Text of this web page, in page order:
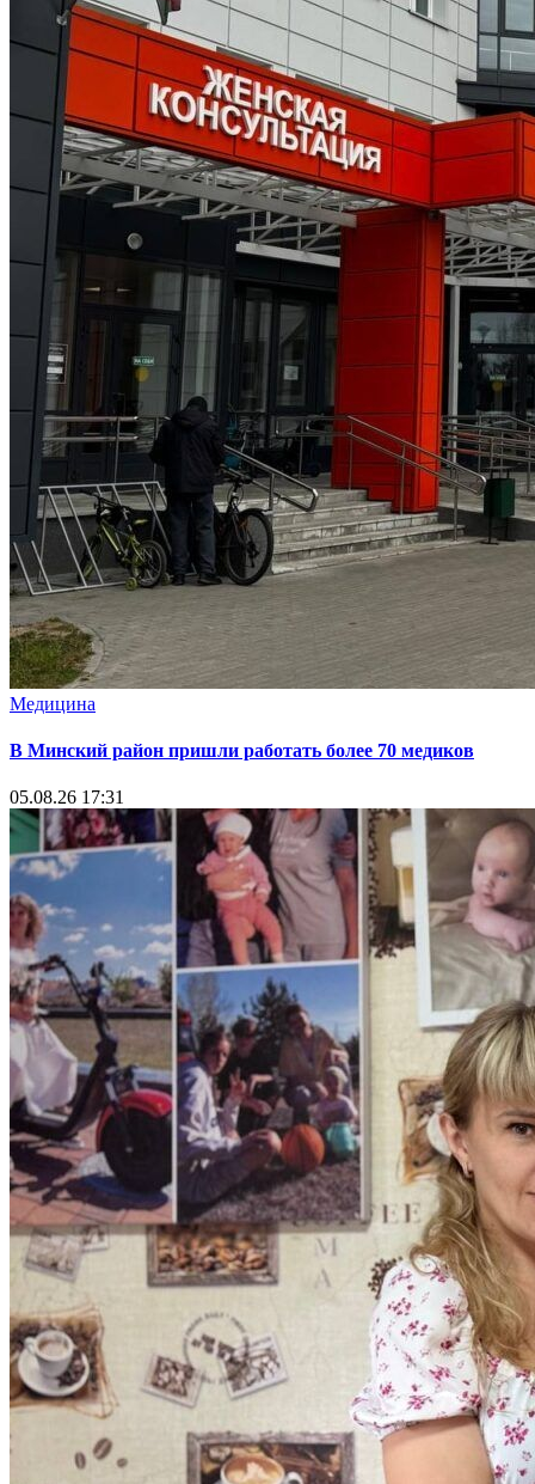
Медицина
В Минский район пришли работать более 70 медиков
05.08.26 17:31